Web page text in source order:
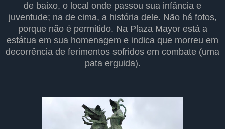
de baixo, o local onde passou sua infância e
juventude; na de cima, a história dele. Não há fotos,
porque não é permitido. Na Plaza Mayor está a
estátua em sua homenagem e indica que morreu em
decorrência de ferimentos sofridos em combate (uma
pata erguida).